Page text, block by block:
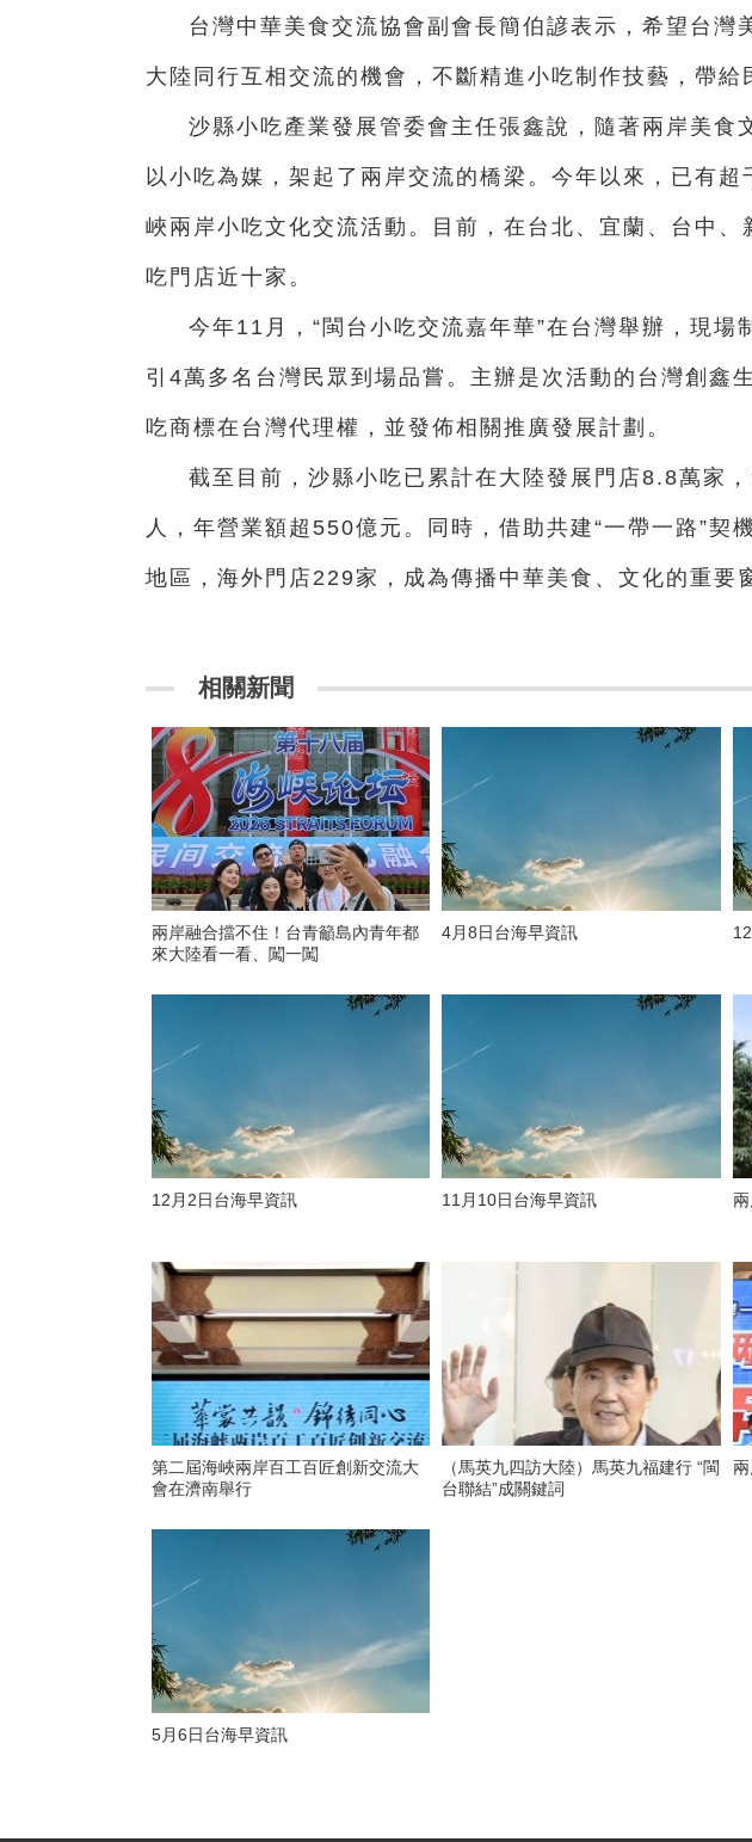
台灣中華美食交流協會副會長簡伯諺表示，希望台灣
大陸同行互相交流的機會，不斷精進小吃制作技藝，帶給
沙縣小吃產業發展管委會主任張鑫說，隨著兩岸美食
以小吃為媒，架起了兩岸交流的橋梁。今年以來，已有超
峽兩岸小吃文化交流活動。目前，在台北、宜蘭、台中、
吃門店近十家。
今年11月，“閩台小吃交流嘉年華”在台灣舉辦，現場
引4萬多名台灣民眾到場品嘗。主辦是次活動的台灣創鑫
吃商標在台灣代理權，並發佈相關推廣發展計劃。
截至目前，沙縣小吃已累計在大陸發展門店8.8萬家
人，年營業額超550億元。同時，借助共建“一帶一路”契
地區，海外門店229家，成為傳播中華美食、文化的重要
相關新聞
兩岸融合擋不住！台青籲島內青年都
來大陸看一看、闖一闖
4月8日台海早資訊
12月2日台海早資訊 11月10日台海早資訊
第二屆海峽兩岸百工百匠創新交流大
會在濟南舉行
（馬英九四訪大陸）馬英九福建行 “閩
台聯結”成關鍵詞
5月6日台海早資訊